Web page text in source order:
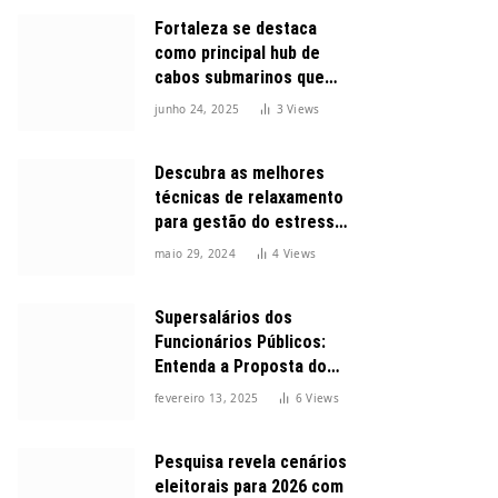
Fortaleza se destaca
como principal hub de
cabos submarinos que
conectam o Brasil ao
junho 24, 2025 3Views
Descubra as melhores
técnicas de relaxamento
para gestão do estresse
durante o dia
maio 29, 2024 4 Views
Supersalários dos
Funcionários Públicos:
Entenda a Proposta do
Governo para Limitar
fevereiro 13, 2025 6Views
Pesquisa revela cenários
eleitorais para 2026 com